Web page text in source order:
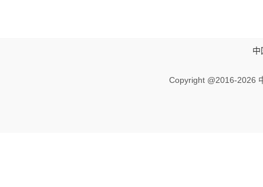
中
Copyright @2016-2026